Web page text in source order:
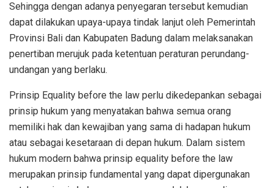
Sehingga dengan adanya penyegaran tersebut kemudian
dapat dilakukan upaya-upaya tindak lanjut oleh Pemerintah
Provinsi Bali dan Kabupaten Badung dalam melaksanakan
penertiban merujuk pada ketentuan peraturan perundang-
undangan yang berlaku.
Prinsip Equality before the law perlu dikedepankan sebagai
prinsip hukum yang menyatakan bahwa semua orang
memiliki hak dan kewajiban yang sama di hadapan hukum
atau sebagai kesetaraan di depan hukum. Dalam sistem
hukum modern bahwa prinsip equality before the law
merupakan prinsip fundamental yang dapat dipergunakan